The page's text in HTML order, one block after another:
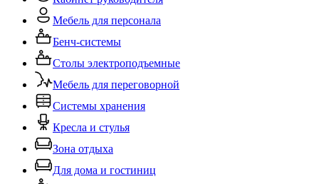
Мебель для персонала
Бенч-системы
Столы электроподъемные
Мебель для переговорной
Системы хранения
Кресла и стулья
Зона отдыха
Для дома и гостиниц